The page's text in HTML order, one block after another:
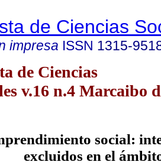
de Ciencias
impresa ISSN 1315-
de Ciencias
v.16 n.4 Marcaibo
social:
excluidos en el